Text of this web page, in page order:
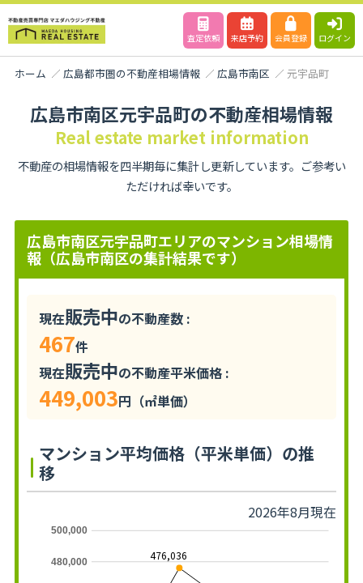
査定依頼 来店予約 会員登録 ログイン
ホーム 広島都市圏の不動産相場情報 広島市南区 元宇品町
広島市南区元宇品町の不動産相場情報
Real estate market information
不動産の相場情報を四半期毎に集計し更新しています。ご参考い
ただければ幸いです。
広島市南区元宇品町エリアのマンション相場情
報（広島市南区の集計結果です）
現在販売中の不動産数 :
467件
現在販売中の不動産平米価格 :
449,003円（㎡単価）
マンション平均価格（平米単価）の推
移
2026年8月現在
480,000
500,000
476,036